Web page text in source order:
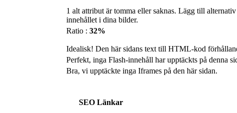
1 alt attribut är tomma eller saknas. Lägg till
innehållet i dina bilder.
Ratio : 32%
Idealisk! Den här sidans text till HTML-kod
Perfekt, inga Flash-innehåll har upptäckts på denna
Bra, vi upptäckte inga Iframes på den här sidan.
SEO Länkar